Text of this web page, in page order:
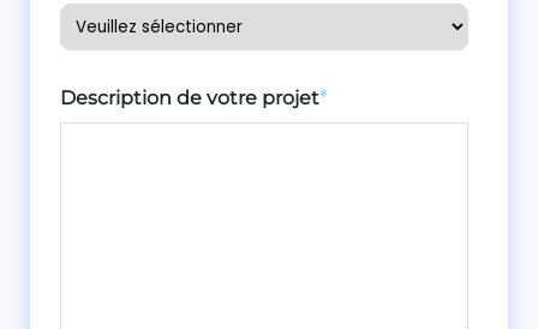
Description de votre projet*